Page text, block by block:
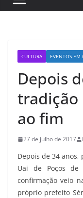
CULTURA EVENTOS EM
Depois
tradição
ao fim
27 de julho de 2017
Depois de 34
Uai de Poços
confirmação veio
próprio prefeito